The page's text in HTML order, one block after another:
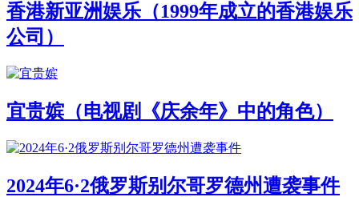
香港新亚洲娱乐（1999年成立的香港娱乐
公司）
宜贵嫔（电视剧《庆余年》中的角色）
2024年6·2俄罗斯别尔哥罗德州遭袭事件